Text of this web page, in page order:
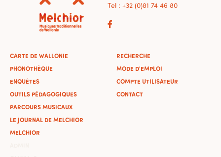
Tel : +32 (0)81 74 46 80
CARTE DE WALLONIE
PHONOTHÈQUE
ENQUÊTES
OUTILS PÉDAGOGIQUES
PARCOURS MUSICAUX
LE JOURNAL DE MELCHIOR
MELCHIOR
RECHERCHE
MODE D'EMPLOI
COMPTE UTILISATEUR
CONTACT